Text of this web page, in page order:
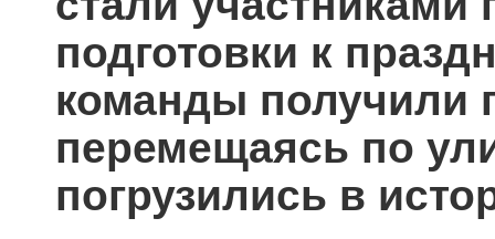
подготовки к
команды получили
перемещаясь по
погрузились в